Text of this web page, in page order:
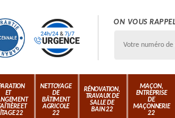
ON VOUS
ET
ET
22
NETTOYAGE
DE
BÂTIMENT
AGRICOLE
22
RÉNOVATION,
TRAVAUX DE
SALLE DE
BAIN 22
MAÇON,
ENTREPRISE
DE
MAÇONNERIE
22